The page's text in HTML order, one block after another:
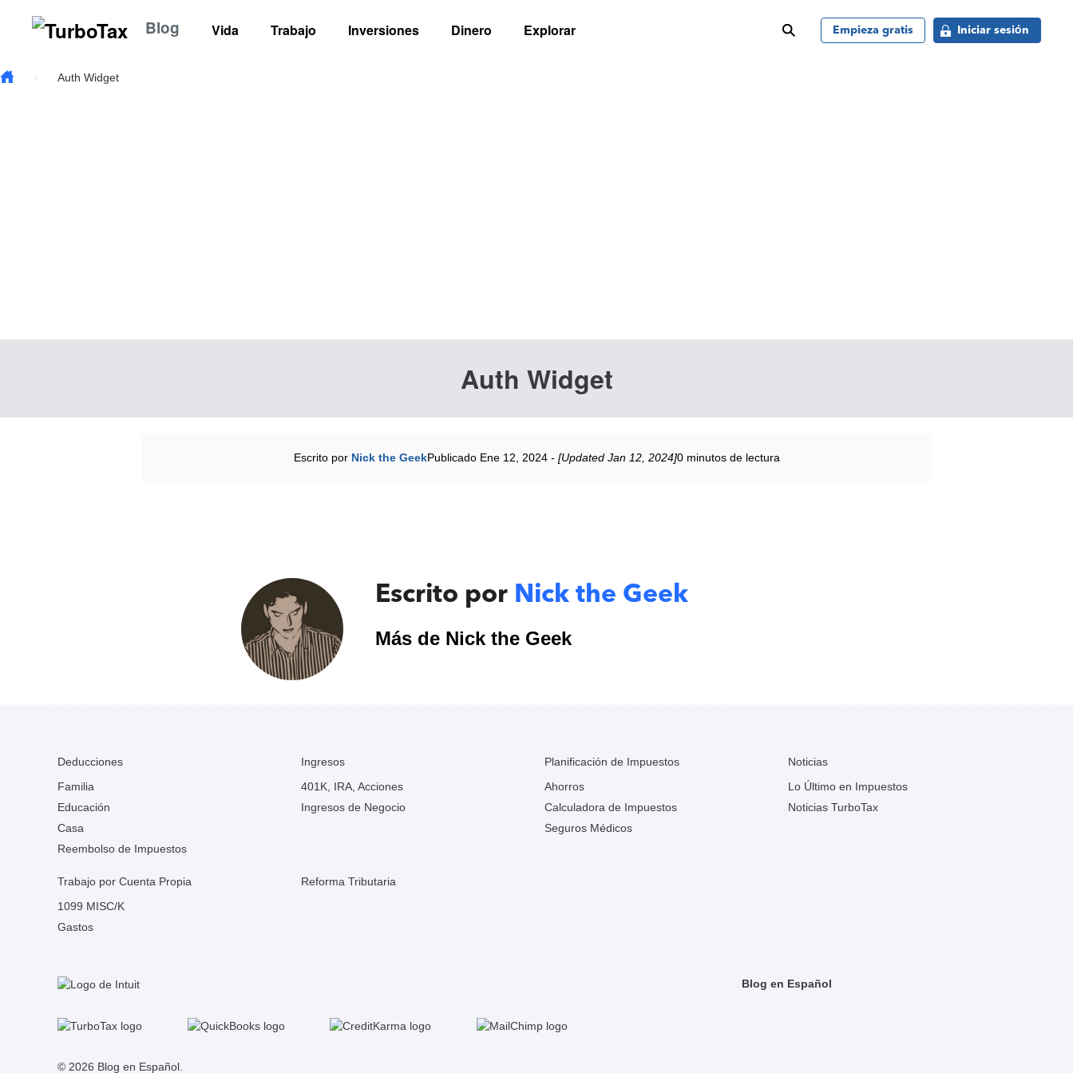
Skip to main contentBlog Vida Trabajo Inversiones Dinero Explorar buscarEmpieza gratis Iniciar sesión
Auth Widget
Auth Widget
Escrito por Nick the GeekPublicado Ene 12, 2024- [Updated Jan 12, 2024]0 minutos de lectura
Escrito por Nick the Geek
Más de Nick the Geek
Deducciones
Familia
Educación
Casa
Reembolso de Impuestos
Ingresos
401K, IRA, Acciones
Ingresos de Negocio
Planificación de Impuestos
Ahorros
Calculadora de Impuestos
Seguros Médicos
Noticias
Lo Último en Impuestos
Noticias TurboTax
Trabajo por Cuenta Propia
1099 MISC/K
Gastos
Reforma Tributaria
© 2026 Blog en Español.
Blog en Español